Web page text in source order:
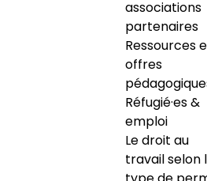
associations
partenaires
Ressources
offres
Réfugié·es &
emploi
Le droit au
travail selon